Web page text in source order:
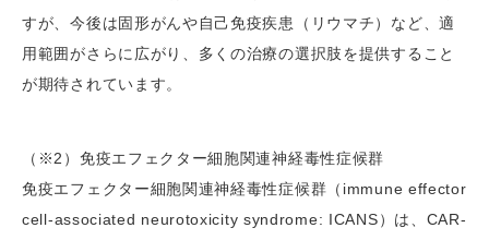
すが、今後は固形がんや自己免疫疾患（リウマチ）など、適
用範囲がさらに広がり、多くの治療の選択肢を提供すること
が期待されています。
（※2）免疫エフェクター細胞関連神経毒性症候群
免疫エフェクター細胞関連神経毒性症候群（immune effector
cell-associated neurotoxicity syndrome: ICANS）は、CAR-